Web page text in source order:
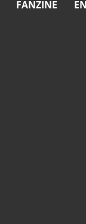
FANZINE